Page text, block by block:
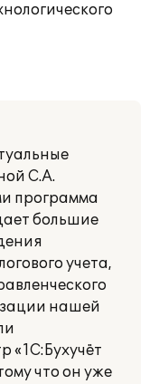
С.А.
программа
большие
учета,
нашей
«1С:Бухучёт
что он уже